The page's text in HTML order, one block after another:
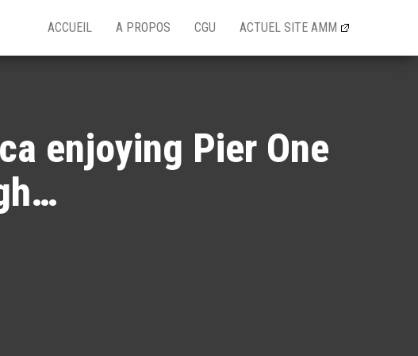
ACCUEIL A PROPOS CGU ACTUEL SITE AMM
enjoying Pier One